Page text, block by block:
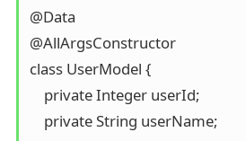
@Data
@AllArgsConstructor
class UserModel {
    private Integer userId;
    private String userName;